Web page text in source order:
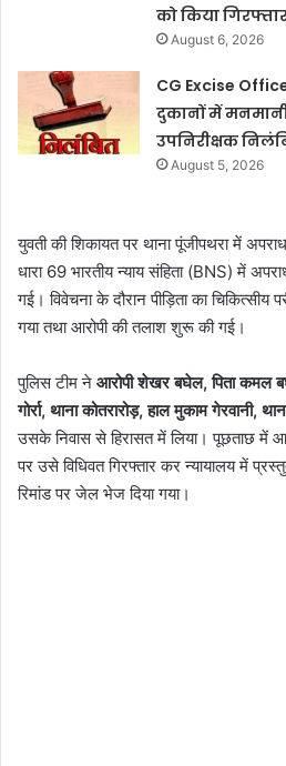
को किया
August 6, 2026
CG Excise
दुकानों में
उपनिरीक्षक
August 5, 2026
युवती की शिकायत पर थाना पूंजीपथरा में
धारा 69 भारतीय न्याय संहिता (BNS) में
गई। विवेचना के दौरान पीड़िता का चिकित्सीय
गया तथा आरोपी की तलाश शुरू की गई।
पुलिस टीम ने आरोपी शेखर बघेल, पिता कमल
गोर्रा, थाना कोतरारोड़, हाल मुकाम गेरवानी,
उसके निवास से हिरासत में लिया। पूछताछ में
पर उसे विधिवत गिरफ्तार कर न्यायालय में
रिमांड पर जेल भेज दिया गया।